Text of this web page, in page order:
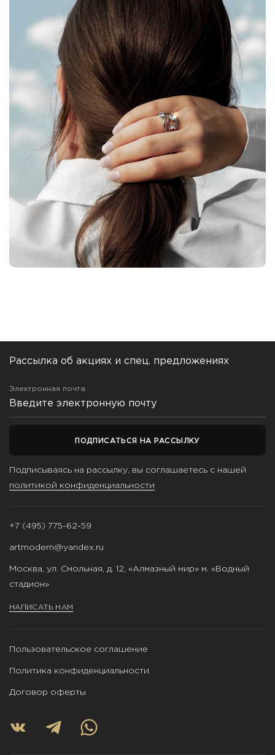
Рассылка об акциях и спец. предложениях
Электронная почта
ПОДПИСАТЬСЯ НА РАССЫЛКУ
Подписываясь на рассылку, вы соглашаетесь с нашей
политикой конфиденциальности
+7 (495) 775-62-59
artmodern@yandex.ru
Москва, ул. Смольная, д. 12, «Алмазный мир» м. «Водный
стадион»
НАПИСАТЬ НАМ
Пользовательское соглашение
Политика конфиденциальности
Договор оферты